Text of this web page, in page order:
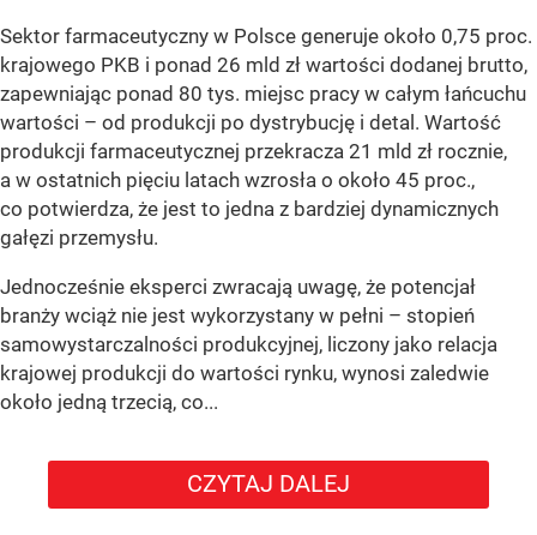
Sektor farmaceutyczny w Polsce generuje około 0,75 proc.
krajowego PKB i ponad 26 mld zł wartości dodanej brutto,
zapewniając ponad 80 tys. miejsc pracy w całym łańcuchu
wartości – od produkcji po dystrybucję i detal. Wartość
produkcji farmaceutycznej przekracza 21 mld zł rocznie,
a w ostatnich pięciu latach wzrosła o około 45 proc.,
co potwierdza, że jest to jedna z bardziej dynamicznych
gałęzi przemysłu.
Jednocześnie eksperci zwracają uwagę, że potencjał
branży wciąż nie jest wykorzystany w pełni – stopień
samowystarczalności produkcyjnej, liczony jako relacja
krajowej produkcji do wartości rynku, wynosi zaledwie
około jedną trzecią, co...
CZYTAJ DALEJ